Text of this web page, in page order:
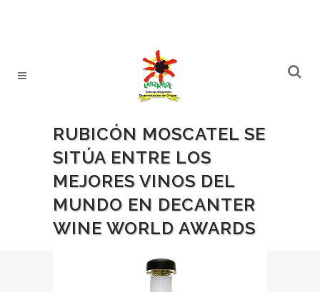
RUBICÓN MOSCATEL SE
SITÚA ENTRE LOS
MEJORES VINOS DEL
MUNDO EN DECANTER
WINE WORLD AWARDS